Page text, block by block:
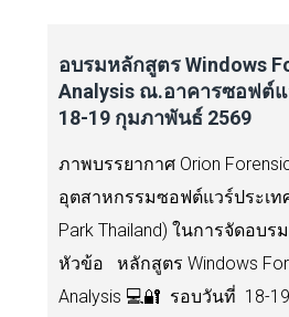
อบรมหลักสูตร Windows
Analysis ณ.อาคารซอฟต์
18-19 กุมภาพันธ์ 2569
ภาพบรรยากาศ Orion
อุตสาหกรรมซอฟต์แวร์ประเท
Park Thailand) ในการจัดอบร
หัวข้อ หลักสูตร Windows
Analysis 💻🔐 รอบวันที่ 18-